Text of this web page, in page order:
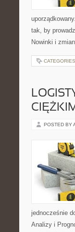
tak, by
Nowinki i
POSTED BY
jednocześnie
Analizy i